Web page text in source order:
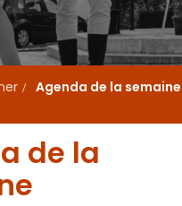
Agenda de la semaine
de la